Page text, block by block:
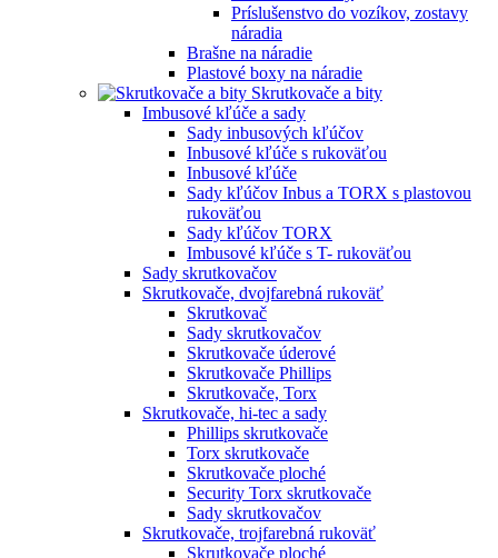
Príslušenstvo do vozíkov, zostavy
náradia
Brašne na náradie
Plastové boxy na náradie
Skrutkovače a bity
Imbusové kľúče a sady
Sady inbusových kľúčov
Inbusové kľúče s rukoväťou
Inbusové kľúče
Sady kľúčov Inbus a TORX s plastovou
rukoväťou
Sady kľúčov TORX
Imbusové kľúče s T- rukoväťou
Sady skrutkovačov
Skrutkovače, dvojfarebná rukoväť
Skrutkovač
Sady skrutkovačov
Skrutkovače úderové
Skrutkovače Phillips
Skrutkovače, Torx
Skrutkovače, hi-tec a sady
Phillips skrutkovače
Torx skrutkovače
Skrutkovače ploché
Security Torx skrutkovače
Sady skrutkovačov
Skrutkovače, trojfarebná rukoväť
Skrutkovače ploché